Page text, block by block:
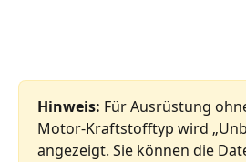
Hinweis: Für Ausrüstung
Motor-Kraftstofftyp wird
angezeigt. Sie können die